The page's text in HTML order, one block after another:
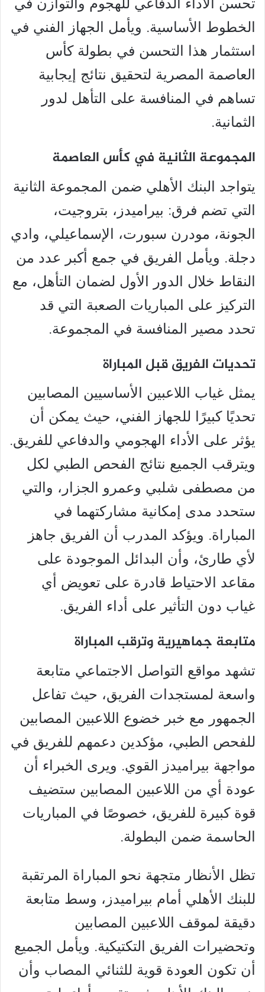
الخطوط الأساسية. ويأمل الجهاز الفني في
استثمار هذا التحسن في بطولة كأس
العاصمة المصرية لتحقيق نتائج إيجابية
تساهم في المنافسة على التأهل لدور
الثمانية.
المجموعة الثانية في كأس العاصمة
يتواجد البنك الأهلي ضمن المجموعة الثانية
التي تضم فرق: بيراميدز، بتروجيت،
الجونة، مودرن سبورت، الإسماعيلي، وادي
دجلة. ويأمل الفريق في جمع أكبر عدد من
النقاط خلال الدور الأول لضمان التأهل، مع
التركيز على المباريات الصعبة التي قد
تحدد مصير المنافسة في المجموعة.
تحديات الفريق قبل المباراة
يمثل غياب اللاعبين الأساسيين المصابين
تحديًا كبيرًا للجهاز الفني، حيث يمكن أن
يؤثر على الأداء الهجومي والدفاعي للفريق.
ويترقب الجميع نتائج الفحص الطبي لكل
من مصطفى شلبي وعمرو الجزار، والتي
ستحدد مدى إمكانية مشاركتهما في
المباراة. ويؤكد المدرب أن الفريق جاهز
لأي طارئ، وأن البدائل الموجودة على
مقاعد الاحتياط قادرة على تعويض أي
غياب دون التأثير على أداء الفريق.
متابعة جماهيرية وترقب المباراة
تشهد مواقع التواصل الاجتماعي متابعة
واسعة لمستجدات الفريق، حيث تفاعل
الجمهور مع خبر خضوع اللاعبين المصابين
للفحص الطبي، مؤكدين دعمهم للفريق في
مواجهة بيراميدز القوي. ويرى الخبراء أن
عودة أي من اللاعبين المصابين ستضيف
قوة كبيرة للفريق، خصوصًا في المباريات
الحاسمة ضمن البطولة.
تظل الأنظار متجهة نحو المباراة المرتقبة
للبنك الأهلي أمام بيراميدز، وسط متابعة
دقيقة لموقف اللاعبين المصابين
وتحضيرات الفريق التكتيكية. ويأمل الجميع
أن تكون العودة قوية للثنائي المصاب وأن